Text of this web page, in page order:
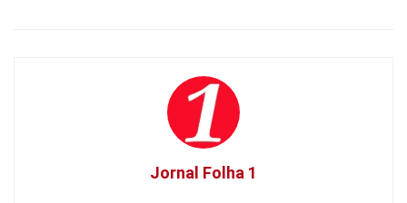
Jornal Folha 1